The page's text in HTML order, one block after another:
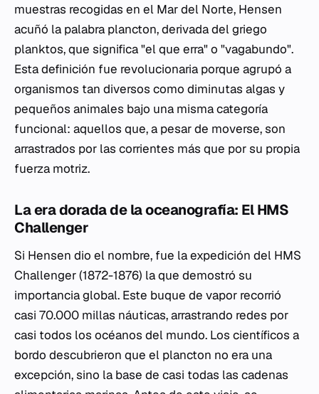
muestras recogidas en el Mar del Norte, Hensen
acuñó la palabra plancton, derivada del griego
planktos, que significa "el que erra" o "vagabundo".
Esta definición fue revolucionaria porque agrupó a
organismos tan diversos como diminutas algas y
pequeños animales bajo una misma categoría
funcional: aquellos que, a pesar de moverse, son
arrastrados por las corrientes más que por su propia
fuerza motriz.
La era dorada de la oceanografía: El HMS
Challenger
Si Hensen dio el nombre, fue la expedición del HMS
Challenger (1872-1876) la que demostró su
importancia global. Este buque de vapor recorrió
casi 70.000 millas náuticas, arrastrando redes por
casi todos los océanos del mundo. Los científicos a
bordo descubrieron que el plancton no era una
excepción, sino la base de casi todas las cadenas